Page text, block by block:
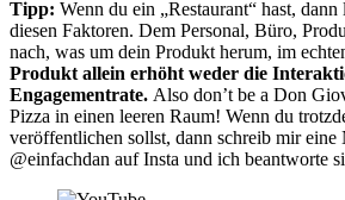
Tipp: Wenn du ein „Restaurant“ hast, dann
diesen Faktoren. Dem Personal, Büro,
nach, was um dein Produkt herum, im
Produkt allein erhöht weder die
Engagementrate. Also don’t be a Don
Pizza in einen leeren Raum! Wenn du
veröffentlichen sollst, dann schreib mir eine
@einfachdan auf Insta und ich beantworte